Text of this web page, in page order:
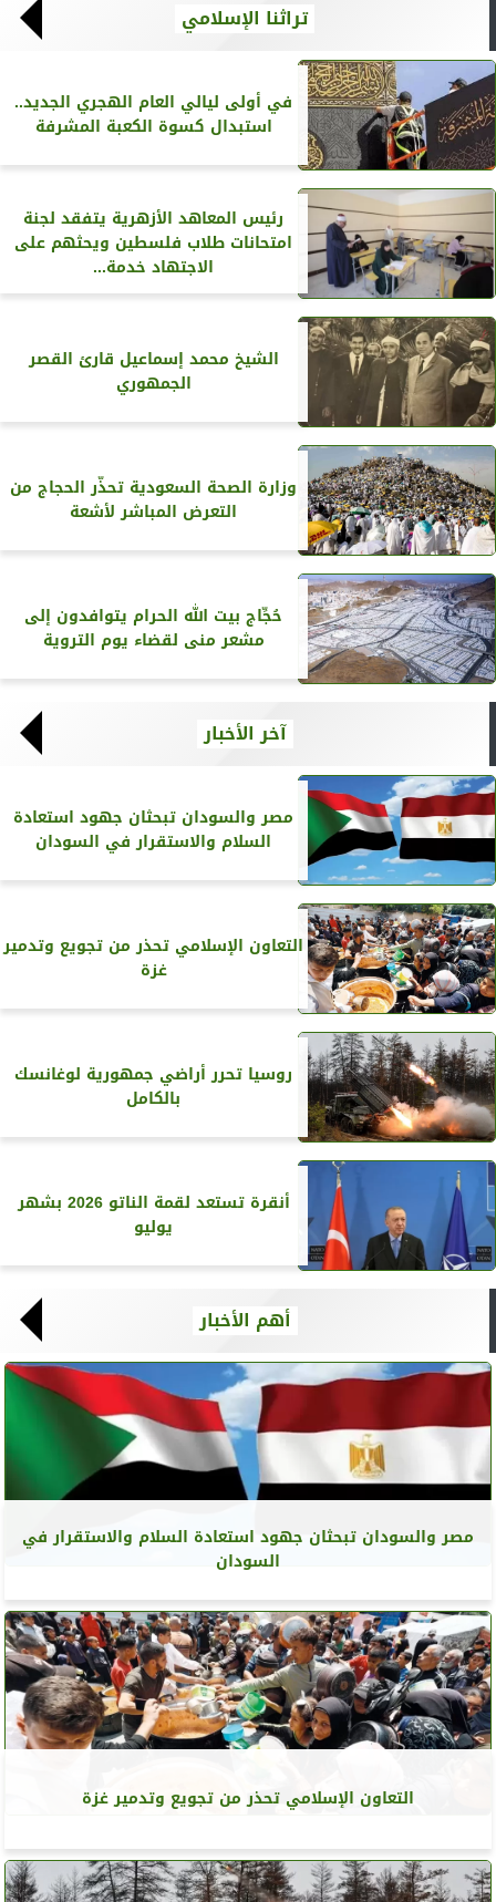
تراثنا الإسلامي
في أولى ليالي العام الهجري الجديد..
استبدال كسوة الكعبة المشرفة
رئيس المعاهد الأزهرية يتفقد لجنة
امتحانات طلاب فلسطين ويحثهم على
الاجتهاد خدمة...
الشيخ محمد إسماعيل قارئ القصر
الجمهوري
وزارة الصحة السعودية تحذّر الحجاج من
التعرض المباشر لأشعة
حُجِّاج بيت الله الحرام يتوافدون إلى
مشعر منى لقضاء يوم التروية
آخر الأخبار
مصر والسودان تبحثان جهود استعادة
السلام والاستقرار في السودان
التعاون الإسلامي تحذر من تجويع وتدمير
غزة
روسيا تحرر أراضي جمهورية لوغانسك
بالكامل
أنقرة تستعد لقمة الناتو 2026 بشهر
يوليو
أهم الأخبار
مصر والسودان تبحثان جهود استعادة السلام والاستقرار في
السودان
التعاون الإسلامي تحذر من تجويع وتدمير غزة